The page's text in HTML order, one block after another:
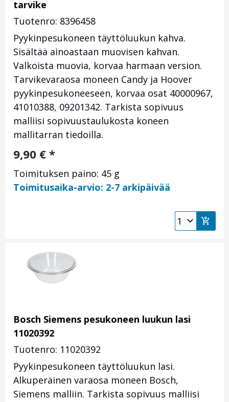
tarvike
Tuotenro: 8396458
Pyykinpesukoneen täyttöluukun kahva.
Sisältää ainoastaan muovisen kahvan.
Valkoista muovia, korvaa harmaan version.
Tarvikevaraosa moneen Candy ja Hoover
pyykinpesukoneeseen, korvaa osat 40000967,
41010388, 09201342. Tarkista sopivuus
malliisi sopivuustaulukosta koneen
mallitarran tiedoilla.
9,90 € *
Toimituksen paino: 45 g
Toimitusaika-arvio: 2-7 arkipäivää
Bosch Siemens pesukoneen luukun lasi
11020392
Tuotenro: 11020392
Pyykinpesukoneen täyttöluukun lasi.
Alkuperäinen varaosa moneen Bosch,
Siemens malliin. Tarkista sopivuus malliisi